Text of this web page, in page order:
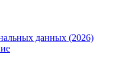
данных (2026)